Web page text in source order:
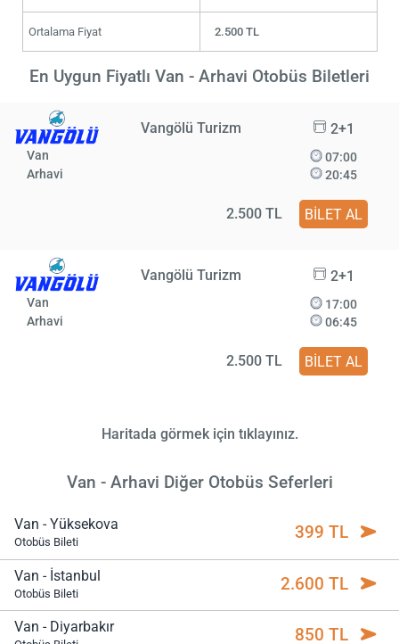
Ortalama Fiyat 2.500 TL
En Uygun Fiyatlı Van - Arhavi Otobüs Biletleri
Vangölü Turizm 2+1
Van
Arhavi
07:00
20:45
2.500 TL BİLET AL
Vangölü Turizm 2+1
Van
Arhavi
17:00
06:45
2.500 TL BİLET AL
Haritada görmek için tıklayınız.
Van - Arhavi Diğer Otobüs Seferleri
Van - Yüksekova
Otobüs Bileti 399 TL
Van - İstanbul
Otobüs Bileti 2.600 TL
Van - Diyarbakır 850 TL